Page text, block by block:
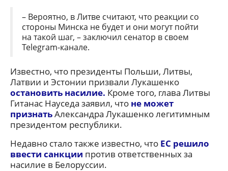
– Вероятно, в Литве считают, что реакции со
стороны Минска не будет и они могут пойти
на такой шаг, – заключил сенатор в своем
Telegram-канале.
Известно, что президенты Польши, Литвы,
Латвии и Эстонии призвали Лукашенко
остановить насилие. Кроме того, глава Литвы
Гитанас Науседа заявил, что не может
признатьАлександра Лукашенко легитимным
президентом республики.
Недавно стало также известно, что ЕС решило
ввести санкции против ответственных за
насилие в Белоруссии.